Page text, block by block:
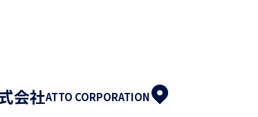
会社ATTO CORPORATION